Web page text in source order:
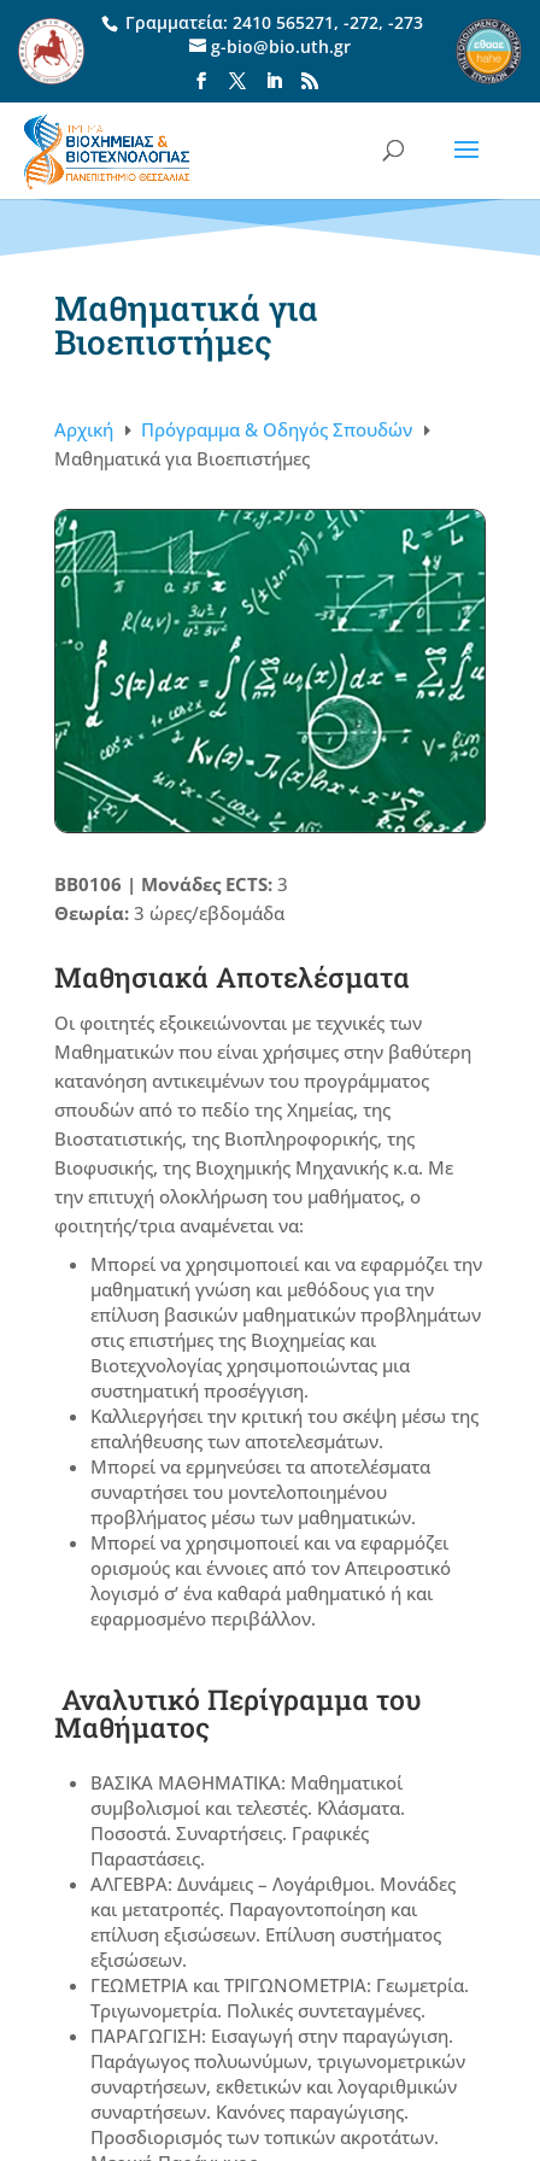
Γραμματεία: 2410 565271, -272, -273
g-bio@bio.uth.gr
Μαθηματικά για
Βιοεπιστήμες
Αρχική E Πρόγραμμα & Οδηγός Σπουδών E
Μαθηματικά για Βιοεπιστήμες
ΒΒ0106 | Μονάδες ECTS:3
Θεωρία:3 ώρες/εβδομάδα
Μαθησιακά Αποτελέσματα
Οι φοιτητές εξοικειώνονται με τεχνικές των
Μαθηματικών που είναι χρήσιμες στην βαθύτερη
κατανόηση αντικειμένων του προγράμματος
σπουδών από το πεδίο της Χημείας, της
Βιοστατιστικής, της Βιοπληροφορικής, της
Βιοφυσικής, της Βιοχημικής Μηχανικής κ.α. Με
την επιτυχή ολοκλήρωση του μαθήματος, ο
φοιτητής/τρια αναμένεται να:
Μπορεί να χρησιμοποιεί και να εφαρμόζει την
μαθηματική γνώση και μεθόδους για την
επίλυση βασικών μαθηματικών προβλημάτων
στις επιστήμες της Βιοχημείας και
Βιοτεχνολογίας χρησιμοποιώντας μια
συστηματική προσέγγιση.
Καλλιεργήσει την κριτική του σκέψη μέσω της
επαλήθευσης των αποτελεσμάτων.
Μπορεί να ερμηνεύσει τα αποτελέσματα
συναρτήσει του μοντελοποιημένου
προβλήματος μέσω των μαθηματικών.
Μπορεί να χρησιμοποιεί και να εφαρμόζει
ορισμούς και έννοιες από τον Απειροστικό
λογισμό σ’ ένα καθαρά μαθηματικό ή και
εφαρμοσμένο περιβάλλον.
Αναλυτικό Περίγραμμα του
Μαθήματος
ΒΑΣΙΚΑ ΜΑΘΗΜΑΤΙΚΑ: Μαθηματικοί
συμβολισμοί και τελεστές. Κλάσματα.
Ποσοστά. Συναρτήσεις. Γραφικές
Παραστάσεις.
ΑΛΓΕΒΡΑ: Δυνάμεις – Λογάριθμοι. Μονάδες
και μετατροπές. Παραγοντοποίηση και
επίλυση εξισώσεων. Επίλυση συστήματος
εξισώσεων.
ΓΕΩΜΕΤΡΙΑ και ΤΡΙΓΩΝΟΜΕΤΡΙΑ: Γεωμετρία.
Τριγωνομετρία. Πολικές συντεταγμένες.
ΠΑΡΑΓΩΓΙΣΗ: Εισαγωγή στην παραγώγιση.
Παράγωγος πολυωνύμων, τριγωνομετρικών
συναρτήσεων, εκθετικών και λογαριθμικών
συναρτήσεων. Κανόνες παραγώγισης.
Προσδιορισμός των τοπικών ακροτάτων.